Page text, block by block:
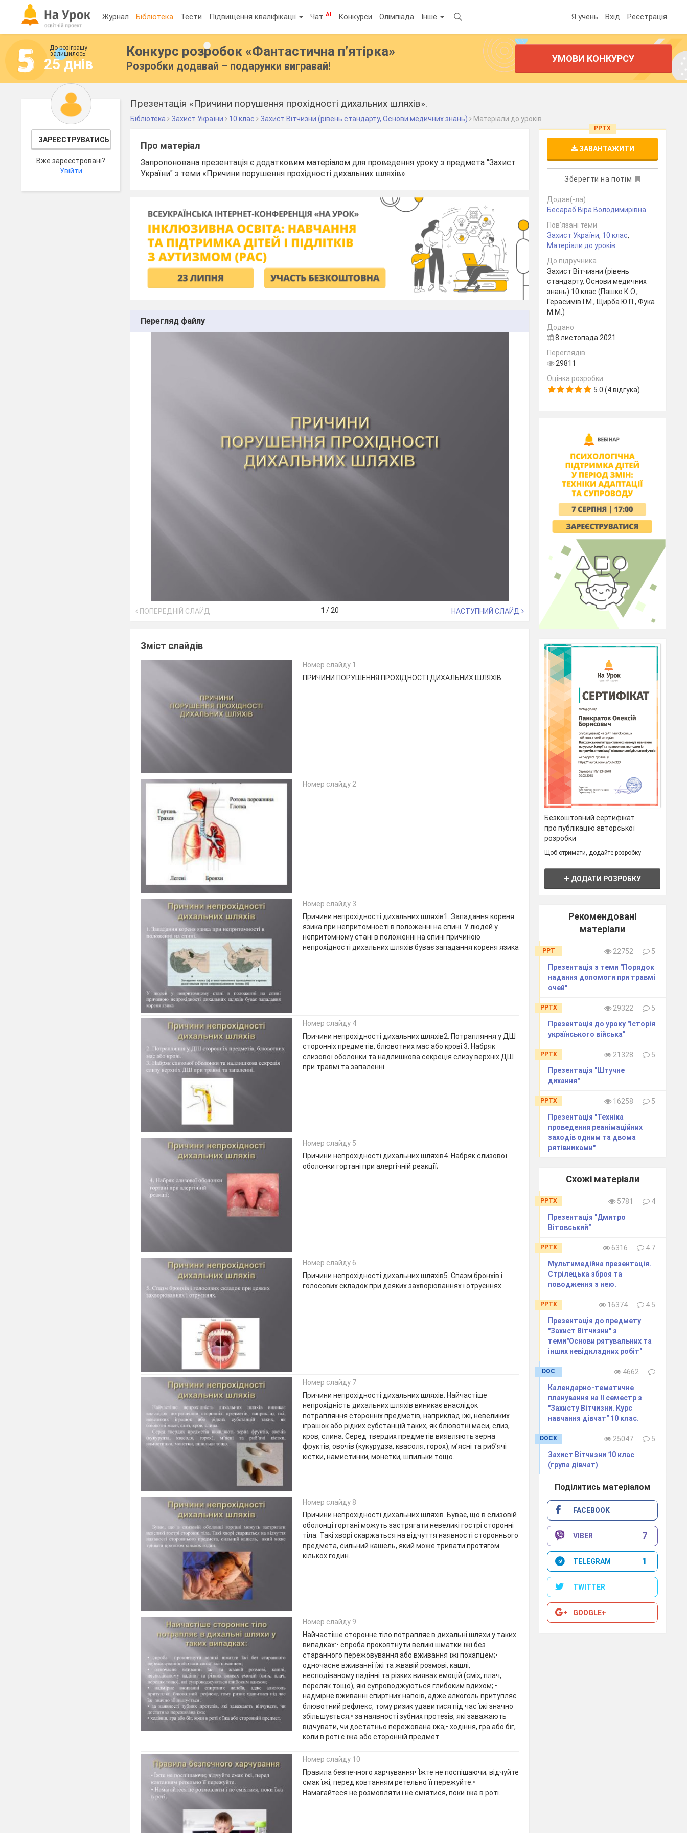
Журнал Бібліотека Тести Підвищення кваліфікації ЧатAI Конкурси Олімпіада Інше Я учень Вхід Реєстрація
До розіграшу
залишилось:
25 днів
Конкурс розробок «Фантастична п’ятірка»
Розробки додавай – подарунки вигравай!
УМОВИ КОНКУРСУ
ЗАРЕЄСТРУВАТИСЬ
Вже зареєстровані?
Увійти
Презентація «Причини порушення прохідності дихальних шляхів».
Бібліотека Захист України 10 клас Захист Вітчизни (рівень стандарту, Основи медичних знань) Матеріали до уроків
Про матеріал
Запропонована презентація є додатковим матеріалом для проведення уроку з предмета "Захист
України" з теми «Причини порушення прохідності дихальних шляхів».
Перегляд файлу
ПОПЕРЕДНІЙ СЛАЙД 1 / 20 НАСТУПНИЙ СЛАЙД
Зміст слайдів
Номер слайду 1
ПРИЧИНИ ПОРУШЕННЯ ПРОХІДНОСТІ ДИХАЛЬНИХ ШЛЯХІВ
Номер слайду 2
Номер слайду 3
Причини непрохідності дихальних шляхів1. Западання кореня
язика при непритомності в положенні на спині. У людей у
непритомному стані в положенні на спині причиною
непрохідності дихальних шляхів буває западання кореня язика
Номер слайду 4
Причини непрохідності дихальних шляхів2. Потрапляння у ДШ
сторонніх предметів, блювотних мас або крові.3. Набряк
слизової оболонки та надлишкова секреція слизу верхніх ДШ
при травмі та запаленні.
Номер слайду 5
Причини непрохідності дихальних шляхів4. Набряк слизової
оболонки гортані при алергічній реакції;
Номер слайду 6
Причини непрохідності дихальних шляхів5. Спазм бронхів і
голосових складок при деяких захворюваннях і отруєннях.
Номер слайду 7
Причини непрохідності дихальних шляхів. Найчастіше
непрохідність дихальних шляхів виникає внаслідок
потрапляння сторонніх предметів, наприклад їжі, невеликих
іграшок або рідких субстанцій таких, як блювотні маси, слиз,
кров, слина. Серед твердих предметів виявляють зерна
фруктів, овочів (кукурудза, квасоля, горох), м’ясні та риб’ячі
кістки, намистинки, монетки, шпильки тощо.
Номер слайду 8
Причини непрохідності дихальних шляхів. Буває, що в слизовій
оболонці гортані можуть застрягати невеликі гострі сторонні
тіла. Такі хворі скаржаться на відчуття наявності стороннього
предмета, сильний кашель, який може тривати протягом
кількох годин.
Номер слайду 9
Найчастіше стороннє тіло потрапляє в дихальні шляхи у таких
випадках:• спроба проковтнути великі шматки їжі без
старанного пережовування або вживання їжі похапцем;•
одночасне вживанні їжі та жвавій розмові, кашлі,
несподіваному падінні та різких виявах емоцій (сміх, плач,
переляк тощо), які супроводжуються глибоким вдихом; •
надмірне вживанні спиртних напоїв, адже алкоголь притупляє
блювотний рефлекс, тому ризик удавитися під час їжі значно
збільшується;• за наявності зубних протезів, які заважають
відчувати, чи достатньо пережована їжа;• ходіння, гра або біг,
коли в роті є їжа або сторонній предмет.
Номер слайду 10
Правила безпечного харчування• Їжте не поспішаючи; відчуйте
смак їжі, перед ковтанням ретельно її пережуйте.•
Намагайтеся не розмовляти і не сміятися, поки їжа в роті.
PPTX
ЗАВАНТАЖИТИ
Зберегти на потім
Додав(-ла)
Бесараб Віра Володимирівна
Пов’язані теми
Захист України, 10 клас,
Матеріали до уроків
До підручника
Захист Вітчизни (рівень
стандарту, Основи медичних
знань) 10 клас (Пашко К.О.,
Герасимів І.М., Щирба Ю.П., Фука
М.М.)
Додано
8 листопада 2021
Переглядів
29811
Оцінка розробки
5.0 (4 відгука)
Безкоштовний сертифікат
про публікацію авторської
розробки
Щоб отримати, додайте розробку
ДОДАТИ РОЗРОБКУ
Рекомендовані
матеріали
PPT 22752
5
Презентація з теми "Порядок
надання допомоги при травмі
очей"
PPTX 29322
5
Презентація до уроку "Історія
українського війська"
PPTX 21328
5
Презентація "Штучне
дихання"
PPTX 16258
5
Презентація "Техніка
проведення реанімаційних
заходів одним та двома
рятівниками"
Схожі матеріали
PPTX 5781
4
Презентація "Дмитро
Вітовський"
PPTX 6316
4.7
Мультимедійна презентація.
Стрілецька зброя та
поводження з нею.
PPTX 16374
4.5
Презентація до предмету
"Захист Вітчизни" з
теми"Основи рятувальних та
інших невідкладних робіт"
DOC
4662
Календарно-тематичне
планування на ІІ семестр з
"Захисту Вітчизни. Курс
навчання дівчат" 10 клас.
DOCX 25047
5
Захист Вітчизни 10 клас
(група дівчат)
Поділитись матеріалом
FACEBOOK
VIBER 7
TELEGRAM 1
TWITTER
GOOGLE+